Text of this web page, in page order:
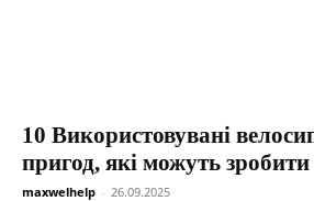
10 Використовувані
пригод, які можуть зробити
maxwelhelp - 26.09.2025